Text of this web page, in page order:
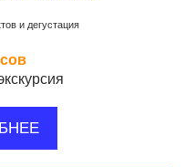
и дегустация